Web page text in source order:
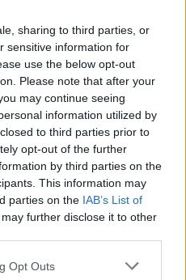
sharing to third parties, or
sensitive information for
use the below opt-out
Please note that after your
may continue seeing
information utilized by
to third parties prior to
opt-out of the further
by third parties on the
This information may
parties on the IAB’s List of
further disclose it to other
uses one or more Google
Opt Outs